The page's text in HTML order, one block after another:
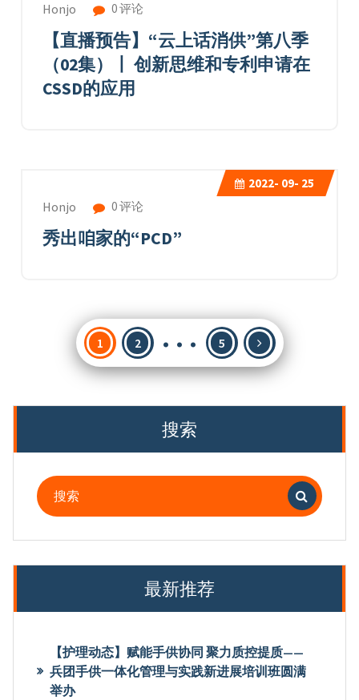
Honjo 0 评论
【直播预告】“云上话消供”第八季
（02集）丨 创新思维和专利申请在
CSSD的应用
2022- 09- 25
Honjo 0 评论
秀出咱家的“PCD”
文
章
1 2 … 5
搜索
搜
索：
最新推荐
【护理动态】赋能手供协同 聚力质控提质——
兵团手供一体化管理与实践新进展培训班圆满
举办